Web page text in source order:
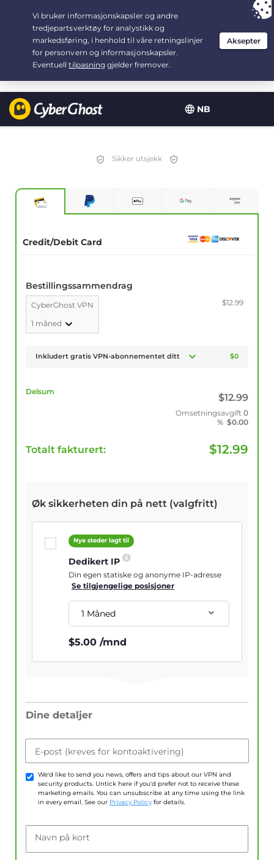
NB
Your choice: The Best Dealfor 2.1666666666667-years at $
/month
Sikker utsjekk
Credit/Debit Card
Bestillingssammendrag
CyberGhost VPN
1 måned
$12.99
Inkludert gratis VPN-abonnementet ditt $0
Delsum
$12.99
Omsetningsavgift 0
% $0.00
Totalt fakturert: $12.99
Øk sikkerheten din på nett (valgfritt)
Nye steder lagt til
Dedikert IP
Din egen statiske og anonyme IP-adresse
Se tilgjengelige posisjoner
1 Måned
$5.00 /mnd
Dine detaljer
E-post (kreves for kontoaktivering)
We'd like to send you news, offers and tips about our VPN and
security products. Untick here if you'd prefer not to receive these
marketing emails. You can unsubscribe at any time using the link
in every email. See our Privacy Policy for details.
Navn på kort